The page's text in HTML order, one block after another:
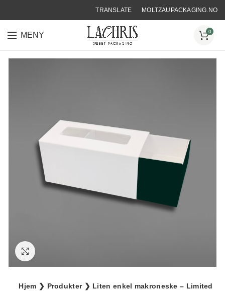
TRANSLATE MOLTZAUPACKAGING.NO
MENY 0
Hjem ❯ Produkter❯ Liten enkel makroneske – Limited